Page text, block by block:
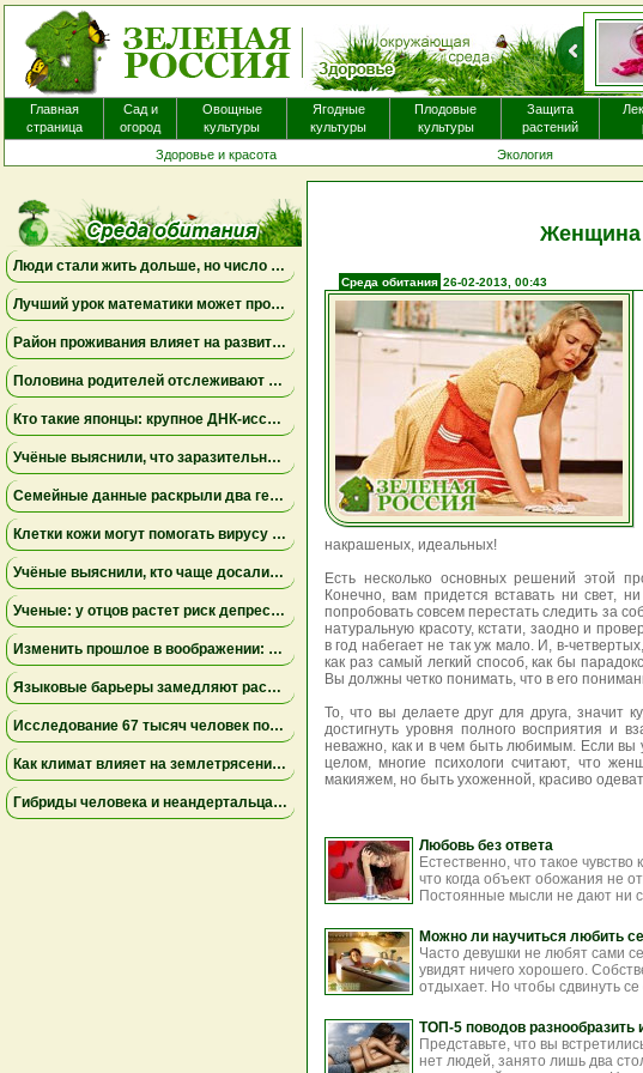
Пероральные
экземой для
Главная
страница
Сад и
огород
Овощные
культуры
Ягодные
культуры
Плодовые
культуры
Защита
растений
Здоровье и красота
Экология
Люди стали жить дольше, но число лет, проведённых с болезнями, продолжает расти
Лучший урок математики может проходить дома
Район проживания влияет на развитие мозга ребенка
Половина родителей отслеживают местоположение взрослых детей, но это не всегда приносит спокойствие
Кто такие японцы: крупное ДНК-исследование меняет представления о происхождении народа
Учёные выяснили, что заразительное зевание может начинаться ещё до рождения
Семейные данные раскрыли два генетических пути к детской депрессии и тревожности
Клетки кожи могут помогать вирусу бешенства проникать в нервную систему даже при незначительных повреждениях
Учёные выяснили, кто чаще досаливает еду: мужчины лидируют, а поведение женщин зависит от образа жизни
Ученые: у отцов растет риск депрессии через год после рождения ребенка
Изменить прошлое в воображении: как работа с воспоминаниями снижает страх неудачи
Языковые барьеры замедляют распространение знаний и инноваций — результаты исследования
Исследование 67 тысяч человек показало неожиданные факты о сексуальном влечении и возрасте
Как климат влияет на землетрясения: учёные установили связь между изменением уровня озера Туркана и тектонической активностью
Гибриды человека и неандертальца могли вымирать из-за несовместимости крови — новое исследование
Женщина
Среда обитания 26-02-2013, 00:43
накрашеных, идеальных!
Есть несколько основных решений этой
Конечно, вам придется вставать ни свет,
попробовать совсем перестать следить за
натуральную красоту, кстати, заодно и
в год набегает не так уж мало. И, в-
как раз самый легкий способ, как бы
Вы должны четко понимать, что в его
То, что вы делаете друг для друга,
достигнуть уровня полного восприятия и
неважно, как и в чем быть любимым. Если вы
целом, многие психологи считают, что
макияжем, но быть ухоженной, красиво
Любовь без ответа
Естественно, что такое
что когда объект обожания не
Постоянные мысли не дают ни
Можно ли научиться любить
Часто девушки не любят сами
увидят ничего хорошего.
отдыхает. Но чтобы сдвинуть се
ТОП-5 поводов разнообразить
Представьте, что вы
нет людей, занято лишь два